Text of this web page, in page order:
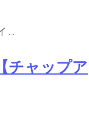
…
チャップア